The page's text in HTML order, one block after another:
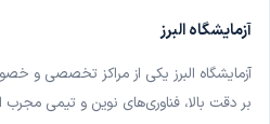
آزمایشگاه البرز
آزمایشگاه البرز یکی از مراکز تخصصی و
بر دقت بالا، فناوری‌های نوین و تیمی